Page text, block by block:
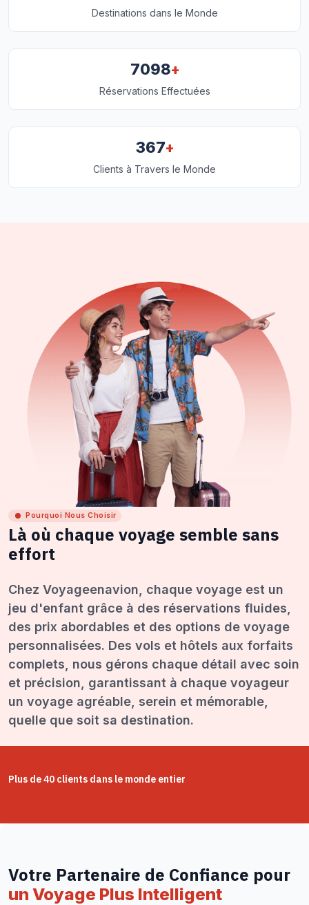
Destinations dans le Monde
7098+
Réservations Effectuées
367+
Clients à Travers le Monde
Pourquoi Nous Choisir
Là où chaque voyage semble sans
effort
Chez Voyageenavion, chaque voyage est un
jeu d'enfant grâce à des réservations fluides,
des prix abordables et des options de voyage
personnalisées. Des vols et hôtels aux forfaits
complets, nous gérons chaque détail avec soin
et précision, garantissant à chaque voyageur
un voyage agréable, serein et mémorable,
quelle que soit sa destination.
Plus de 40 clients dans le monde entier
Votre Partenaire de Confiance pour
un Voyage Plus Intelligent